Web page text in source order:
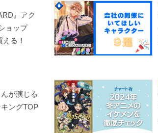
』アク
ョップ
る！
が演じる
ングTOP